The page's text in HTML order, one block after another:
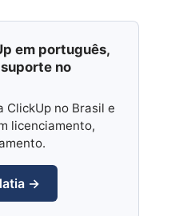
em português,
no
ClickUp no Brasil e
licenciamento,
→